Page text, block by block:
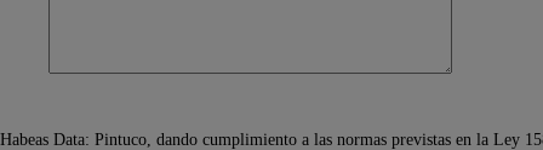
Habeas Data: Pintuco, dando cumplimiento a las normas previstas en la Ley